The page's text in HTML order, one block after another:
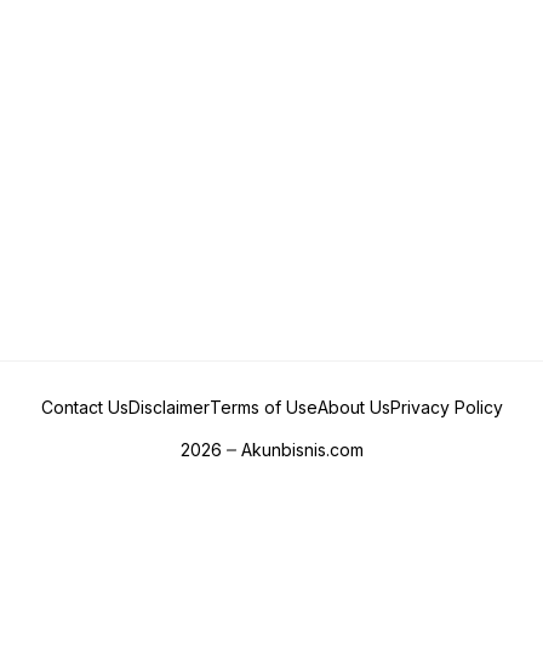
Contact UsDisclaimerTerms of UseAbout UsPrivacy Policy
2026 Akunbisnis.com